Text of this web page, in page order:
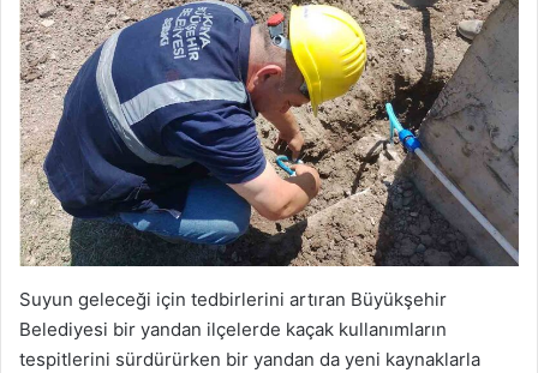
Suyun geleceği için tedbirlerini artıran Büyükşehir
Belediyesi bir yandan ilçelerde kaçak kullanımların
tespitlerini sürdürürken bir yandan da yeni kaynaklarla